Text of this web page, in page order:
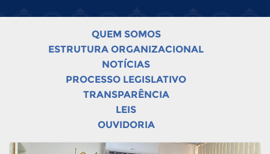
QUEM SOMOS
ESTRUTURA ORGANIZACIONAL
NOTÍCIAS
PROCESSO LEGISLATIVO
TRANSPARÊNCIA
LEIS
OUVIDORIA